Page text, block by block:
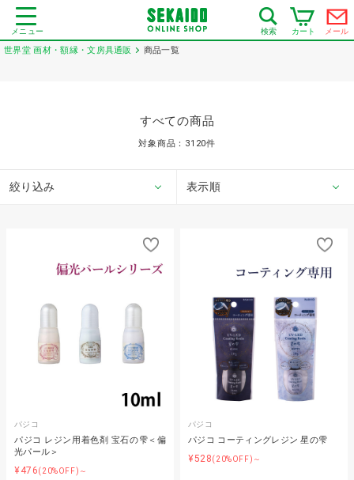
メニュー 検索 カート メール
世界堂 画材・額縁・文房具通販 商品一覧
すべての商品
対象商品： 3120件
絞り込み 表示順
パジコ
パジコ レジン用着色剤 宝石の雫＜偏
光パール＞
¥476(20%OFF)～
パジコ
パジコ コーティングレジン 星の雫
¥528(20%OFF)～